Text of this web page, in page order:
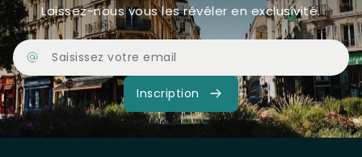
Laissez-nous vous les révéler en exclusivité.
Adresse Email
Inscription